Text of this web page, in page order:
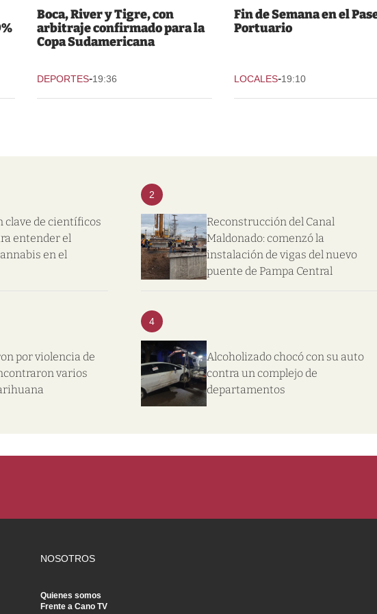
Boca, River y Tigre, con
arbitraje confirmado para la
Copa Sudamericana
DEPORTES-19:36
Fin de Semana en el
Portuario
LOCALES-19:10
clave de científicos
entender el
en el
2
Reconstrucción del Canal
Maldonado: comenzó la
instalación de vigas del nuevo
puente de Pampa Central
por violencia de
varios
4
Alcoholizado chocó con su auto
contra un complejo de
departamentos
NOSOTROS
Quienes somos
Frente a Cano TV